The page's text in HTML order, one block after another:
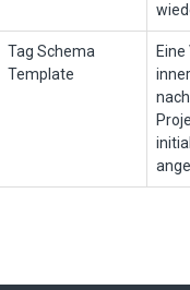
Tag Schema
Template